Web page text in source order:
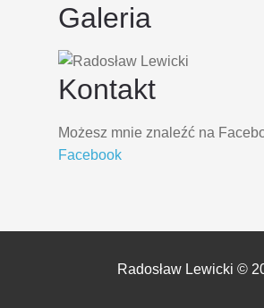
Galeria
Kontakt
Możesz mnie znaleźć na
Facebook
Radosław Lewicki ©